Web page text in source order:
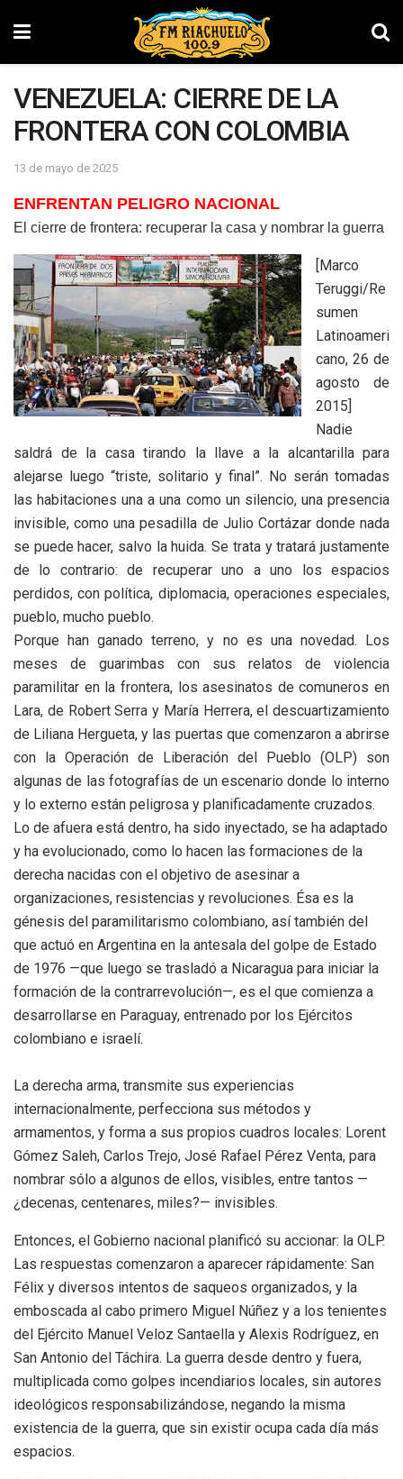
VENEZUELA: CIERRE DE LA
FRONTERA CON COLOMBIA
13 de mayo de 2025
ENFRENTAN PELIGRO NACIONAL
El cierre de frontera: recuperar la casa y nombrar la guerra
[Marco
Teruggi/Re
sumen
Latinoameri
cano, 26 de
agosto de
2015]
Nadie
saldrá de la casa tirando la llave a la alcantarilla para
alejarse luego “triste, solitario y final”. No serán tomadas
las habitaciones una a una como un silencio, una presencia
invisible, como una pesadilla de Julio Cortázar donde nada
se puede hacer, salvo la huida. Se trata y tratará justamente
de lo contrario: de recuperar uno a uno los espacios
perdidos, con política, diplomacia, operaciones especiales,
pueblo, mucho pueblo.
Porque han ganado terreno, y no es una novedad. Los
meses de guarimbas con sus relatos de violencia
paramilitar en la frontera, los asesinatos de comuneros en
Lara, de Robert Serra y María Herrera, el descuartizamiento
de Liliana Hergueta, y las puertas que comenzaron a abrirse
con la Operación de Liberación del Pueblo (OLP) son
algunas de las fotografías de un escenario donde lo interno
y lo externo están peligrosa y planificadamente cruzados.
Lo de afuera está dentro, ha sido inyectado, se ha adaptado
y ha evolucionado, como lo hacen las formaciones de la
derecha nacidas con el objetivo de asesinar a
organizaciones, resistencias y revoluciones. Ésa es la
génesis del paramilitarismo colombiano, así también del
que actuó en Argentina en la antesala del golpe de Estado
de 1976 —que luego se trasladó a Nicaragua para iniciar la
formación de la contrarrevolución—, es el que comienza a
desarrollarse en Paraguay, entrenado por los Ejércitos
colombiano e israelí.
La derecha arma, transmite sus experiencias
internacionalmente, perfecciona sus métodos y
armamentos, y forma a sus propios cuadros locales: Lorent
Gómez Saleh, Carlos Trejo, José Rafael Pérez Venta, para
nombrar sólo a algunos de ellos, visibles, entre tantos —
¿decenas, centenares, miles?— invisibles.
Entonces, el Gobierno nacional planificó su accionar: la OLP.
Las respuestas comenzaron a aparecer rápidamente: San
Félix y diversos intentos de saqueos organizados, y la
emboscada al cabo primero Miguel Núñez y a los tenientes
del Ejército Manuel Veloz Santaella y Alexis Rodríguez, en
San Antonio del Táchira. La guerra desde dentro y fuera,
multiplicada como golpes incendiarios locales, sin autores
ideológicos responsabilizándose, negando la misma
existencia de la guerra, que sin existir ocupa cada día más
espacios.